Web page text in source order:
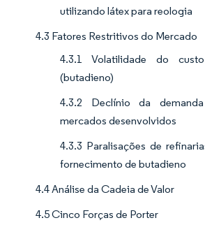
utilizando látex para reologia
4.3 Fatores Restritivos do Mercado
4.3.1 Volatilidade do
(butadieno)
4.3.2 Declínio da
mercados desenvolvidos
4.3.3 Paralisações de
fornecimento de butadieno
4.4 Análise da Cadeia de Valor
4.5 Cinco Forças de Porter